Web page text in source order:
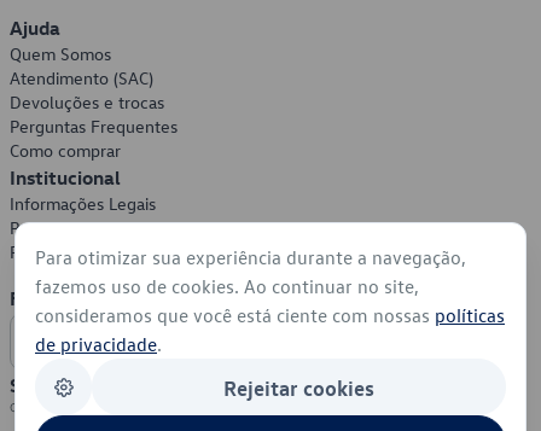
Ajuda
Quem Somos
Atendimento (SAC)
Devoluções e trocas
Perguntas Frequentes
Como comprar
Institucional
Informações Legais
Política de Privacidade
Política de Cookies
Formas de Pagamento
Segurança
Para otimizar sua experiência durante a navegação,
fazemos uso de cookies. Ao continuar no site,
consideramos que você está ciente com nossas políticas
de privacidade.
Rejeitar cookies